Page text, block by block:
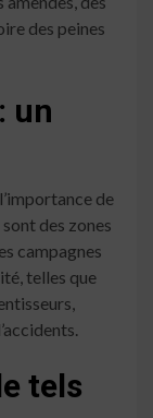
des peines
un
de
des zones
campagnes
telles que
tels